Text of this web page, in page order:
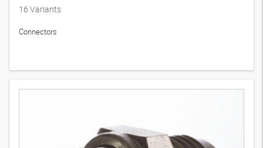
16 Variants
Connectors